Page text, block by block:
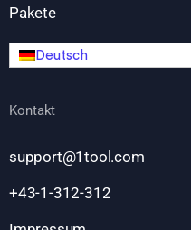
Pakete
Deutsch
Kontakt
support@1tool.com
+43-1-312-312